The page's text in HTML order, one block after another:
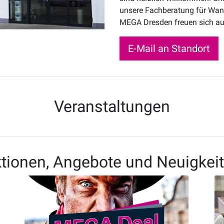
unsere Fachberatung für
MEGA Dresden freuen sich
E-Mail an Standort
Veranstaltungen
Angebote und